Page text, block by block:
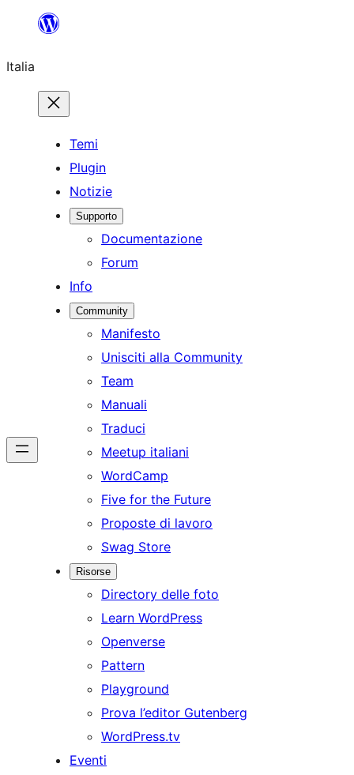
contenuto
Italia
Temi
Plugin
Notizie
Supporto
Documentazione
Forum
Info
Community
Manifesto
Unisciti alla Community
Team
Manuali
Traduci
Meetup italiani
WordCamp
Five for the Future
Proposte di lavoro
Swag Store
Risorse
Directory delle foto
Learn WordPress
Openverse
Pattern
Playground
Prova l’editor Gutenberg
WordPress.tv
Eventi